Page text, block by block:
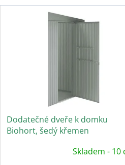
Dodatečné dveře k domku
Biohort, šedý křemen
Skladem - 10